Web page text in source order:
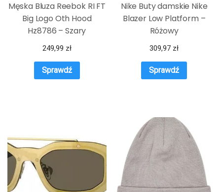
Męska Bluza Reebok RI FT
Big Logo Oth Hood
Hz8786 – Szary
249,99 zł
Sprawdź
Nike Buty damskie Nike
Blazer Low Platform –
Różowy
309,97 zł
Sprawdź